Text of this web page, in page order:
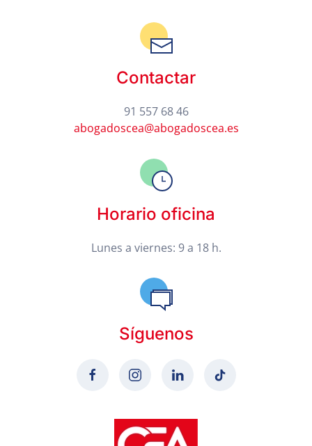
Contactar
91 557 68 46
abogadoscea@abogadoscea.es
Horario oficina
Lunes a viernes: 9 a 18 h.
Síguenos